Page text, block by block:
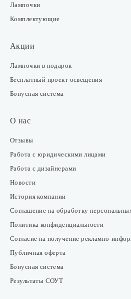
Лампочки
Комплектующие
Акции
Лампочки в подарок
Бесплатный проект освещения
Бонусная система
О нас
Отзывы
Работа с юридическими лицами
Работа с дизайнерами
Новости
История компании
Соглашение на обработку
Политика конфиденциальности
Согласие на получение рекламно-
Публичная оферта
Бонусная система
Результаты СОУТ